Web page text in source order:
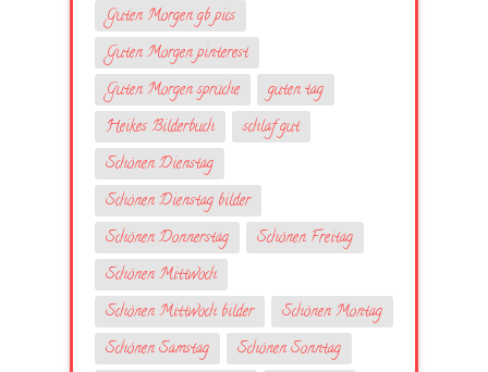
Guten Morgen gb pics
Guten Morgen pinterest
Guten Morgen sprüche
guten tag
Heikes Bilderbuch
schlaf gut
Schönen Dienstag
Schönen Dienstag bilder
Schönen Donnerstag
Schönen Freitag
Schönen Mittwoch
Schönen Mittwoch bilder
Schönen Montag
Schönen Samstag
Schönen Sonntag